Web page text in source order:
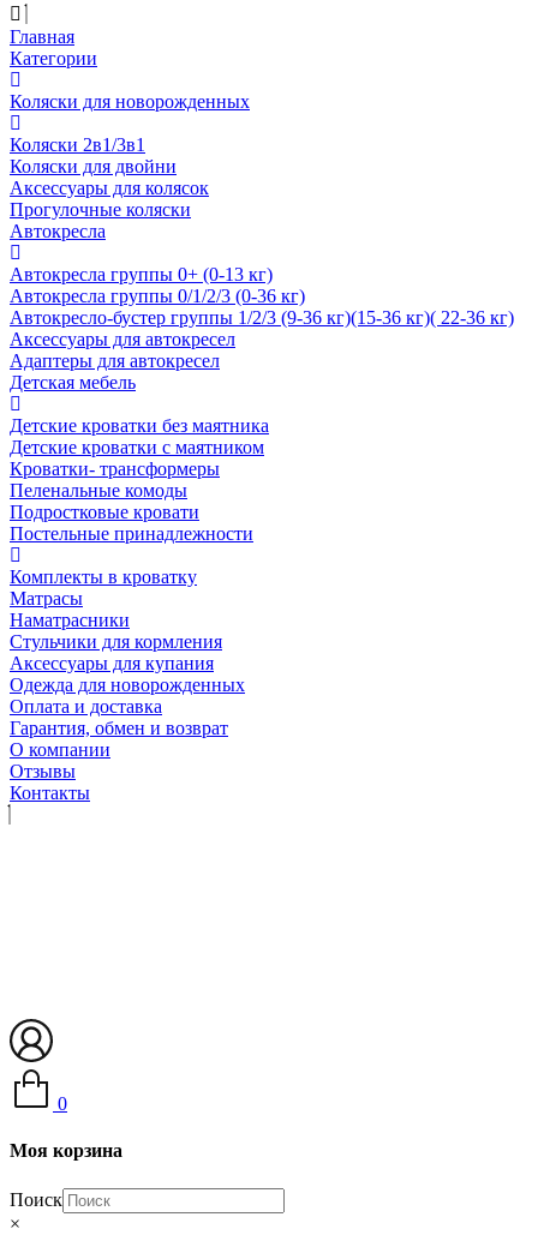
Главная
Категории
Коляски для новорожденных
Коляски 2в1/3в1
Коляски для двойни
Аксессуары для колясок
Прогулочные коляски
Автокресла
Автокресла группы 0+ (0-13 кг)
Автокресла группы 0/1/2/3 (0-36 кг)
Автокресло-бустер группы 1/2/3 (9-36 кг)(15-36 кг)( 22-36 кг)
Аксессуары для автокресел
Адаптеры для автокресел
Детская мебель
Детские кроватки без маятника
Детские кроватки с маятником
Кроватки- трансформеры
Пеленальные комоды
Подростковые кровати
Постельные принадлежности
Комплекты в кроватку
Матрасы
Наматрасники
Стульчики для кормления
Аксессуары для купания
Одежда для новорожденных
Оплата и доставка
Гарантия, обмен и возврат
О компании
Отзывы
Контакты
0
Моя корзина
Поиск
×